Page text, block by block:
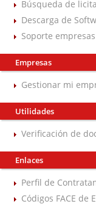
Búsqueda de
Descarga de
Soporte
Empresas
Gestionar mi
Utilidades
Verificación de
Enlaces
Perfil de
Códigos FACE de